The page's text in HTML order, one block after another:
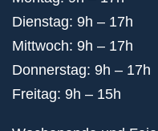
Dienstag: 9h – 17h
Mittwoch: 9h – 17h
Donnerstag: 9h – 17h
Freitag: 9h – 15h